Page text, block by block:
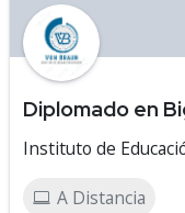
Diplomado en
Instituto de
A Distancia